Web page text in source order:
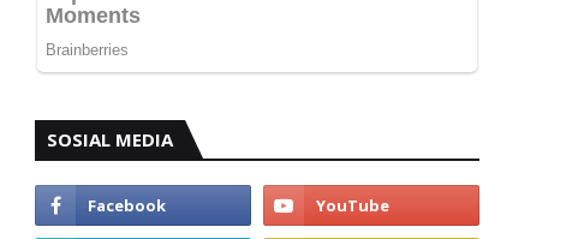
SOSIAL MEDIA